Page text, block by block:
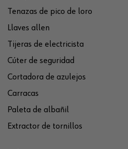
Tenazas de pico de loro
Llaves allen
Tijeras de electricista
Cúter de seguridad
Cortadora de azulejos
Carracas
Paleta de albañil
Extractor de tornillos